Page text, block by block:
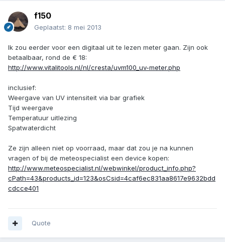
f150
Geplaatst: 8 mei 2013
Ik zou eerder voor een digitaal uit te lezen meter gaan. Zijn ook
betaalbaar, rond de € 18:
http://www.vitalitools.nl/nl/cresta/uvm100_uv-meter.php
inclusief:
Weergave van UV intensiteit via bar grafiek
Tijd weergave
Temperatuur uitlezing
Spatwaterdicht
Ze zijn alleen niet op voorraad, maar dat zou je na kunnen
vragen of bij de meteospecialist een device kopen:
http://www.meteospecialist.nl/webwinkel/product_info.php?
cPath=43&products_id=123&osCsid=4caf6ec831aa8617e9632bdd
cdcce401
Quote